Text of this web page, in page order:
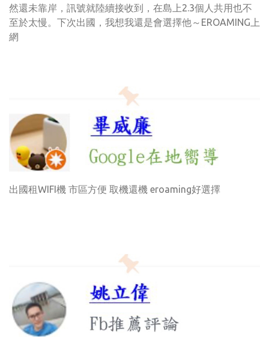
然還未靠岸，訊號就陸續接收到，在島上2.3個人共用也不
至於太慢。下次出國，我想我還是會選擇他～EROAMING上
網
出國租WIFI機 市區方便 取機還機 eroaming好選擇